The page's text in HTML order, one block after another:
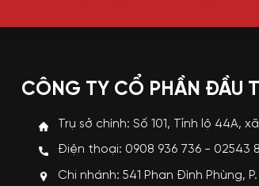
CÔNG TY CỔ PHẦN ĐẦU
Trụ sở chính: Số 101, Tỉnh lộ 44A,
Điện thoại: 0908 936 736 - 02543
Chi nhánh: 541 Phan Đình Phùng,